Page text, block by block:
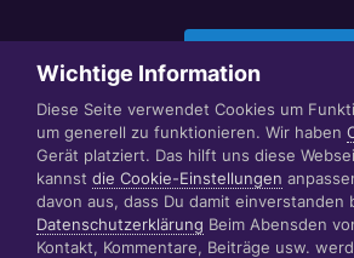
Datenschutzerklärung
© 1999 - 2022 RÄBIGER
www.raebiger.pro
Powered by Invision
Wichtige Information
Diese Seite verwendet Cookies um
um generell zu funktionieren. Wir haben
Gerät platziert. Das hilft uns diese
kannst die Cookie-Einstellungen
davon aus, dass Du damit einverstanden
Datenschutzerklärung Beim Abensden
Kontakt, Kommentare, Beiträge usw.